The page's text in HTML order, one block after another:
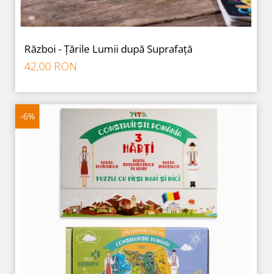
Război - Țările Lumii după Suprafață
42,00 RON
-6%